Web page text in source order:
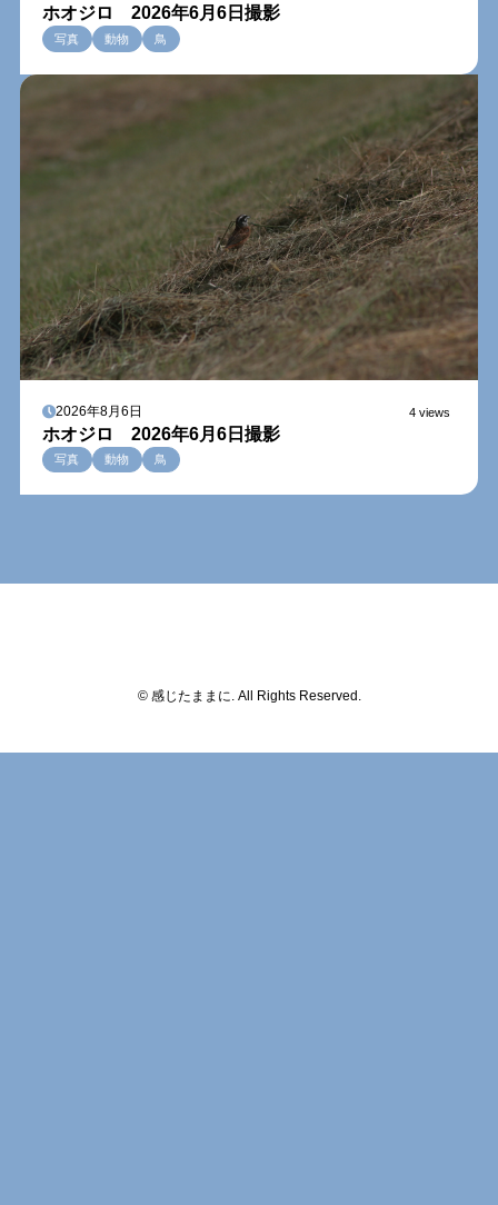
ホオジロ 2026年6月6日撮影
写真 動物 鳥
2026年8月6日 4 views
ホオジロ 2026年6月6日撮影
写真 動物 鳥
© 感じたままに. All Rights Reserved.